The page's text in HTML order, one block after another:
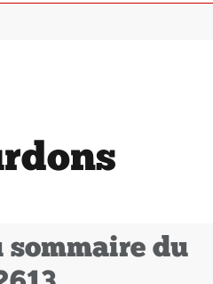
sommaire du